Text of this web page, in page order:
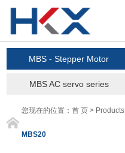
MBS - Stepper Motor
MBS AC servo series
您现在的位置：首 页 > Products
MBS20